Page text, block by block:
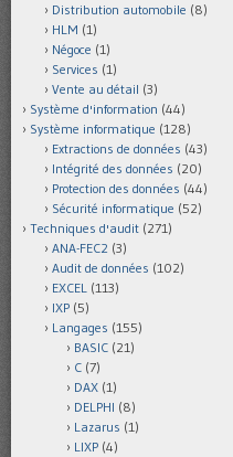
Distribution automobile (8)
HLM (1)
Négoce (1)
Services (1)
Vente au détail (3)
Système d'information (44)
Système informatique (128)
Extractions de données (43)
Intégrité des données (20)
Protection des données (44)
Sécurité informatique (52)
Techniques d'audit (271)
ANA-FEC2 (3)
Audit de données (102)
EXCEL (113)
IXP (5)
Langages (155)
BASIC (21)
C (7)
DAX (1)
DELPHI (8)
Lazarus (1)
LIXP (4)